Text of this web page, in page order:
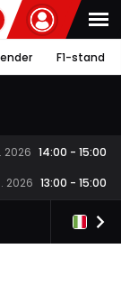
F1-stand
2026 14:00 - 15:00
2026 13:00 - 15:00